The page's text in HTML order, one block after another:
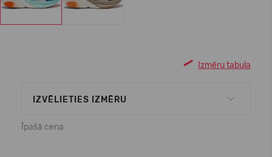
Izmēru tabula
IZVĒLIETIES IZMĒRU
Īpašā cena